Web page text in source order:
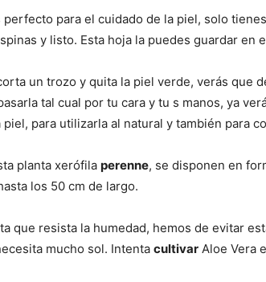
perfecto para el cuidado de la piel, solo
y listo. Esta hoja la puedes guardar en
un trozo y quita la piel verde, verás que
tal cual por tu cara y tu s manos, ya
piel, para utilizarla al natural y también para
planta xerófila perenne, se disponen en
los 50 cm de largo.
que resista la humedad, hemos de evitar
mucho sol. Intenta cultivar Aloe Vera